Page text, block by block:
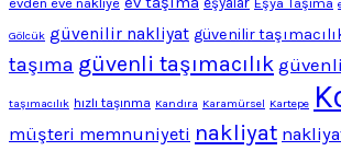
Gölcük güvenilir nakliyat güvenilir
taşıma güvenli taşımacılık
taşımacılık hızlı taşınma Kandıra Karamürsel Kartepe
müşteri memnuniyeti nakliyat